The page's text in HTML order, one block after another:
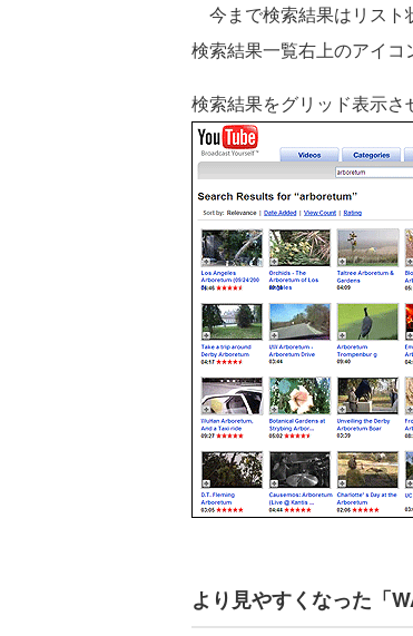
今まで検索結果はリスト
検索結果一覧右上のアイコ
検索結果をグリッド表示さ
より見やすくなった「